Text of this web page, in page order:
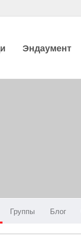
Эндаумент
Группы Блог